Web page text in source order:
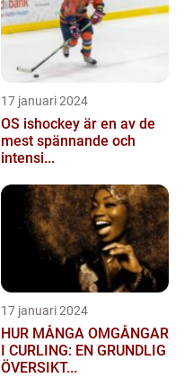
17 januari 2024
OS ishockey är en av de
mest spännande och
intensi...
17 januari 2024
HUR MÅNGA OMGÅNGAR
I CURLING: EN GRUNDLIG
ÖVERSIKT...